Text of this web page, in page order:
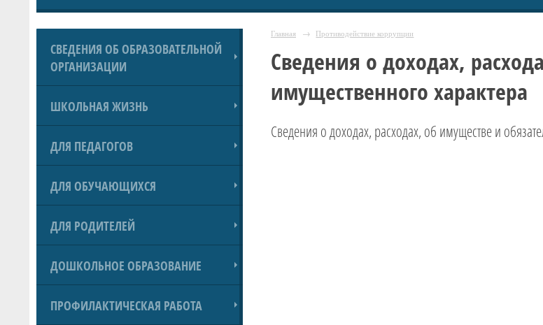
СВЕДЕНИЯ ОБ ОБРАЗОВАТЕЛЬНОЙ
ОРГАНИЗАЦИИ
ШКОЛЬНАЯ ЖИЗНЬ
ДЛЯ ПЕДАГОГОВ
ДЛЯ ОБУЧАЮЩИХСЯ
ДЛЯ РОДИТЕЛЕЙ
ДОШКОЛЬНОЕ ОБРАЗОВАНИЕ
ПРОФИЛАКТИЧЕСКАЯ РАБОТА
Главная → Противодействие коррупции
Сведения о доходах,
имущественного характера
Сведения о доходах, расходах, об имуществе и